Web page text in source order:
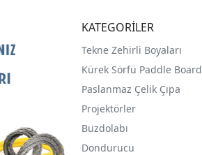
KATEGORİLER
Tekne Zehirli Boyaları
Kürek Sörfü Paddle Board
Paslanmaz Çelik Çıpa
Projektörler
Buzdolabı
Dondurucu